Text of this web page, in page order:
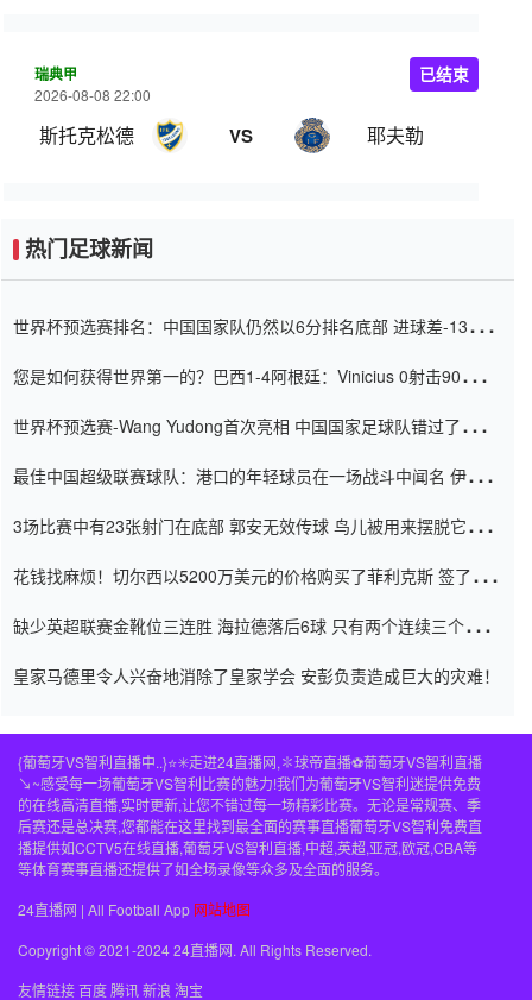
瑞典甲
2026-08-08 22:00
斯托克松德 VS 耶夫勒
已结束
热门足球新闻
世界杯预选赛排名：中国国家队仍然以6分排名底部 进球差-13令人
您是如何获得世界第一的？巴西1-4阿根廷：Vinicius 0射击90分钟
世界杯预选赛-Wang Yudong首次亮相 中国国家足球队错过了世界
最佳中国超级联赛球队：港口的年轻球员在一场战斗中闻名 伊万放
3场比赛中有23张射门在底部 郭安无效传球 鸟儿被用来摆脱它
花钱找麻烦！切尔西以5200万美元的价格购买了菲利克斯 签了7年
缺少英超联赛金靴位三连胜 海拉德落后6球 只有两个连续三个连续
皇家马德里令人兴奋地消除了皇家学会 安彭负责造成巨大的灾难！
{葡萄牙VS智利直播中..}⭐️✳️走进24直播网,✽球帝直播⚽️葡萄牙VS智利直播
↘~感受每一场葡萄牙VS智利比赛的魅力!我们为葡萄牙VS智利迷提供免费
的在线高清直播,实时更新,让您不错过每一场精彩比赛。无论是常规赛、季
后赛还是总决赛,您都能在这里找到最全面的赛事直播葡萄牙VS智利免费直
播提供如CCTV5在线直播,葡萄牙VS智利直播,中超,英超,亚冠,欧冠,CBA等
等体育赛事直播还提供了如全场录像等众多及全面的服务。
24直播网 | All Football App 网站地图
Copyright © 2021-2024 24直播网. All Rights Reserved.
友情链接百度腾讯新浪 淘宝